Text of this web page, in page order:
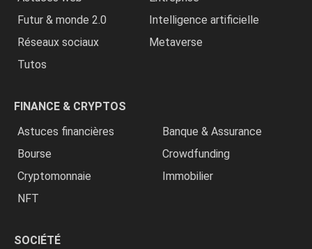
Futur & monde 2.0
Intelligence artificielle
Réseaux sociaux
Metaverse
Tutos
FINANCE & CRYPTOS
Astuces financières
Banque & Assurance
Bourse
Crowdfunding
Cryptomonnaie
Immobilier
NFT
SOCIÉTÉ